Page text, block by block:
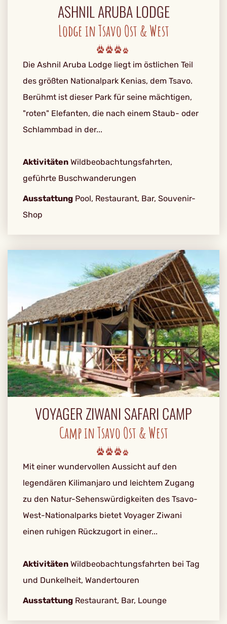
ASHNIL ARUBA LODGE
Lodge in Tsavo Ost & West
Die Ashnil Aruba Lodge liegt im östlichen Teil
des größten Nationalpark Kenias, dem Tsavo.
Berühmt ist dieser Park für seine mächtigen,
"roten" Elefanten, die nach einem Staub- oder
Schlammbad in der...
Aktivitäten Wildbeobachtungsfahrten,
geführte Buschwanderungen
Ausstattung Pool, Restaurant, Bar, Souvenir-
Shop
VOYAGER ZIWANI SAFARI CAMP
Camp in Tsavo Ost & West
Mit einer wundervollen Aussicht auf den
legendären Kilimanjaro und leichtem Zugang
zu den Natur-Sehenswürdigkeiten des Tsavo-
West-Nationalparks bietet Voyager Ziwani
einen ruhigen Rückzugort in einer...
Aktivitäten Wildbeobachtungsfahrten bei Tag
und Dunkelheit, Wandertouren
Ausstattung Restaurant, Bar, Lounge